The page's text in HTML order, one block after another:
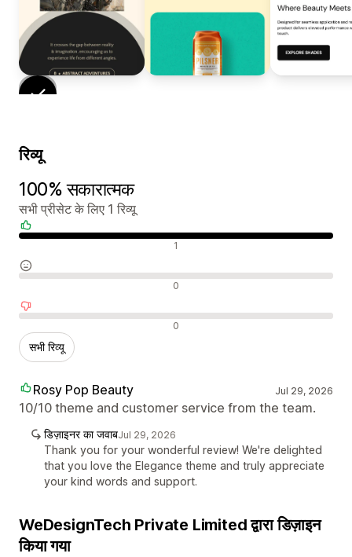
रिव्यू
100% सकारात्मक
सभी प्रीसेट के लिए 1 रिव्यू
1
0
0
सभी रिव्यू
Rosy Pop Beauty Jul 29, 2026
10/10 theme and customer service from the team.
डिज़ाइनर का जवाबJul 29, 2026
Thank you for your wonderful review! We're delighted
that you love the Elegance theme and truly appreciate
your kind words and support.
WeDesignTech Private Limited द्वारा डिज़ाइन
किया गया